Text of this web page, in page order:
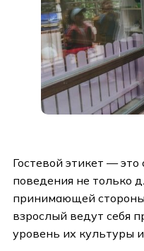
Гостевой этикет —
поведения не только
принимающей
взрослый ведут себя
уровень их культуры и